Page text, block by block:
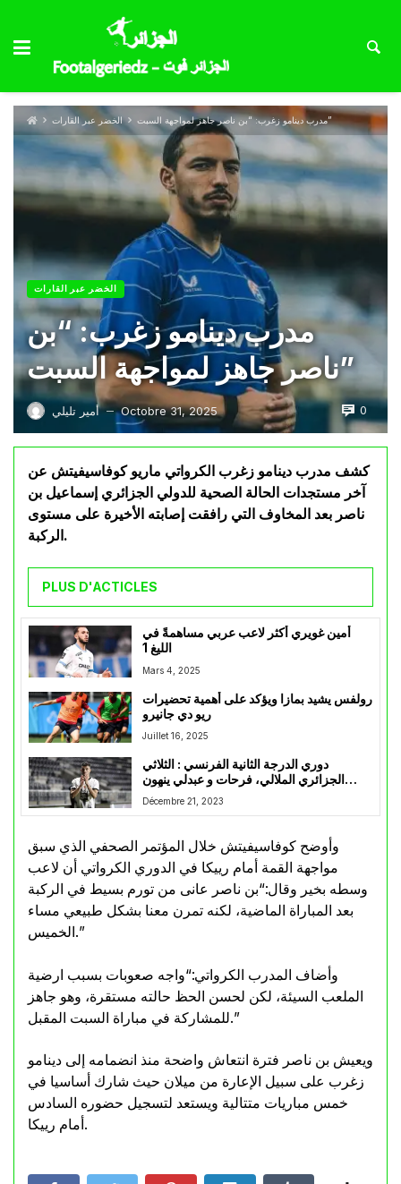
الخضر عبر القارات مدرب دينامو زغرب: “بن ناصر جاهز لمواجهة السبت”
الخضر عبر القارات
مدرب دينامو زغرب: “بن
ناصر جاهز لمواجهة السبت”
أمير تليلي — Octobre 31, 2025 0
كشف مدرب دينامو زغرب الكرواتي ماريو كوفاسيفيتش عن
آخر مستجدات الحالة الصحية للدولي الجزائري إسماعيل بن
ناصر بعد المخاوف التي رافقت إصابته الأخيرة على مستوى
الركبة.
PLUS D'ACTICLES
أمين غويري أكثر لاعب عربي مساهمةً في
الليغ 1
Mars 4, 2025
رولفس يشيد بمازا ويؤكد على أهمية تحضيرات
ريو دي جانيرو
Juillet 16, 2025
دوري الدرجة الثانية الفرنسي : الثلاثي
الجزائري الملالي، فرحات و عبدلي ينهون
الموسم في المركز الأول
Décembre 21, 2023
وأوضح كوفاسيفيتش خلال المؤتمر الصحفي الذي سبق
مواجهة القمة أمام رييكا في الدوري الكرواتي أن لاعب
وسطه بخير وقال:“بن ناصر عانى من تورم بسيط في الركبة
بعد المباراة الماضية، لكنه تمرن معنا بشكل طبيعي مساء
الخميس.”
وأضاف المدرب الكرواتي:“واجه صعوبات بسبب ارضية
الملعب السيئة، لكن لحسن الحظ حالته مستقرة، وهو جاهز
للمشاركة في مباراة السبت المقبل.”
ويعيش بن ناصر فترة انتعاش واضحة منذ انضمامه إلى دينامو
زغرب على سبيل الإعارة من ميلان حيث شارك أساسيا في
خمس مباريات متتالية ويستعد لتسجيل حضوره السادس
أمام رييكا.